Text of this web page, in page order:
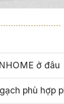
ở đâu
phù hợp